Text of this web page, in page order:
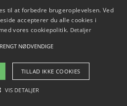
2026 - Pilanto Aps
Blog Betingelser
til at forbedre brugeroplevelsen. Ved
accepterer du alle cookies i
vores cookiepolitik. Detaljer
NØDVENDIGE
TILLAD IKKE COOKIES
VIS DETALJER